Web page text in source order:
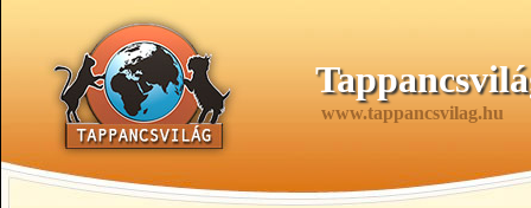
www.tappancsvilag.hu